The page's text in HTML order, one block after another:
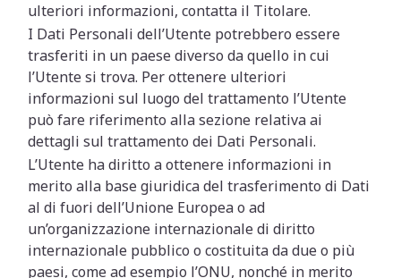
ulteriori informazioni, contatta il Titolare.
I Dati Personali dell’Utente potrebbero essere
trasferiti in un paese diverso da quello in cui
l’Utente si trova. Per ottenere ulteriori
informazioni sul luogo del trattamento l’Utente
può fare riferimento alla sezione relativa ai
dettagli sul trattamento dei Dati Personali.
L’Utente ha diritto a ottenere informazioni in
merito alla base giuridica del trasferimento di Dati
al di fuori dell’Unione Europea o ad
un’organizzazione internazionale di diritto
internazionale pubblico o costituita da due o più
paesi, come ad esempio l’ONU, nonché in merito